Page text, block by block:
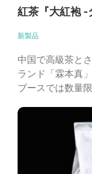
紅茶『大紅袍 -
新製品
中国で高級茶と
ランド「霖本真
ブースでは数量